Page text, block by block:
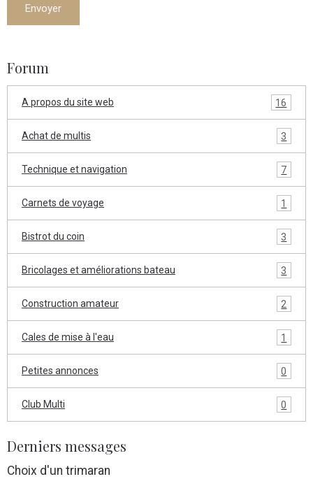
Envoyer
Forum
A propos du site web 16
Achat de multis 3
Technique et navigation 7
Carnets de voyage 1
Bistrot du coin 3
Bricolages et améliorations bateau 3
Construction amateur 2
Cales de mise à l'eau 1
Petites annonces 0
Club Multi 0
Derniers messages
Choix d'un trimaran